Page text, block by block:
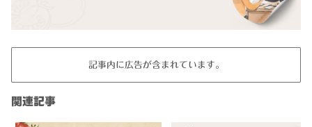
記事内に広告が含まれています。
関連記事